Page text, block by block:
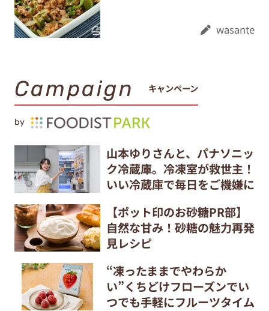
wasante
Campaign キャンペーン
by
山本ゆりさんと、パナソニッ
ク冷蔵庫。冷凍室が救世主！
いい冷蔵庫で毎日をご機嫌に
【ポット印のお砂糖PR部】
自然な甘み！砂糖の魅力再発
見レシピ
“凍ったままでやわらか
い”くちどけフローズンでい
つでも手軽にフルーツタイム